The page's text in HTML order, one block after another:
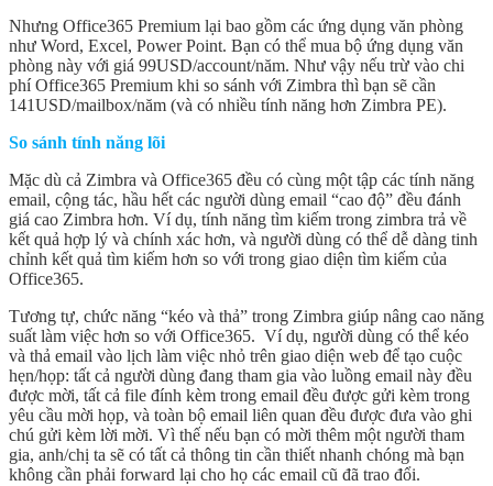
Nhưng Office365 Premium lại bao gồm các ứng dụng văn phòng
như Word, Excel, Power Point. Bạn có thể mua bộ ứng dụng văn
phòng này với giá 99USD/account/năm. Như vậy nếu trừ vào chi
phí Office365 Premium khi so sánh với Zimbra thì bạn sẽ cần
141USD/mailbox/năm (và có nhiều tính năng hơn Zimbra PE).
So sánh tính năng lõi
Mặc dù cả Zimbra và Office365 đều có cùng một tập các tính năng
email, cộng tác, hầu hết các người dùng email “cao độ” đều đánh
giá cao Zimbra hơn. Ví dụ, tính năng tìm kiếm trong zimbra trả về
kết quả hợp lý và chính xác hơn, và người dùng có thể dễ dàng tinh
chỉnh kết quả tìm kiếm hơn so với trong giao diện tìm kiếm của
Office365.
Tương tự, chức năng “kéo và thả” trong Zimbra giúp nâng cao năng
suất làm việc hơn so với Office365. Ví dụ, người dùng có thể kéo
và thả email vào lịch làm việc nhỏ trên giao diện web để tạo cuộc
hẹn/họp: tất cả người dùng đang tham gia vào luồng email này đều
được mời, tất cả file đính kèm trong email đều được gửi kèm trong
yêu cầu mời họp, và toàn bộ email liên quan đều được đưa vào ghi
chú gửi kèm lời mời. Vì thế nếu bạn có mời thêm một người tham
gia, anh/chị ta sẽ có tất cả thông tin cần thiết nhanh chóng mà bạn
không cần phải forward lại cho họ các email cũ đã trao đổi.